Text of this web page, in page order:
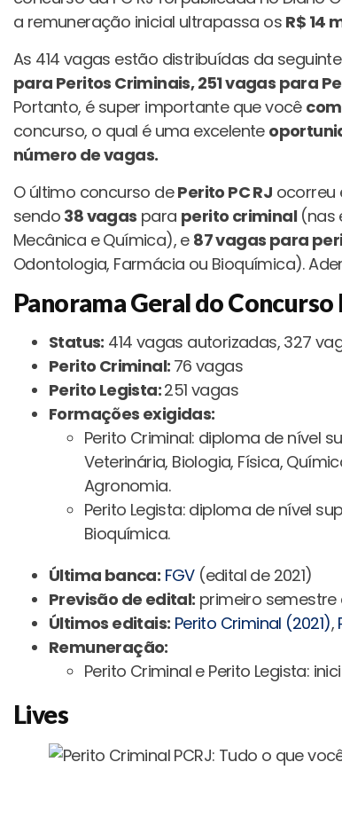
a remuneração inicial ultrapassa os R$ 14
As 414 vagas estão distribuídas da
para Peritos Criminais, 251 vagas para
Portanto, é super importante que você
concurso, o qual é uma excelente
número de vagas.
O último concurso dePerito PC RJ ocorreu
sendo 38 vagas para perito criminal(nas
Mecânica e Química), e 87 vagas para
Odontologia, Farmácia ou Bioquímica).
Panorama Geral do Concurso
Status: 414 vagas autorizadas, 327
Perito Criminal: 76 vagas
Perito Legista:251 vagas
Formações exigidas:
Perito Criminal: diploma de nível
Veterinária, Biologia, Física,
Agronomia.
Perito Legista: diploma de nível
Bioquímica.
Última banca: FGV(edital de 2021)
Previsão de edital: primeiro semestre
Últimos editais: Perito Criminal (2021),
Remuneração:
Perito Criminal e Perito Legista:
Lives